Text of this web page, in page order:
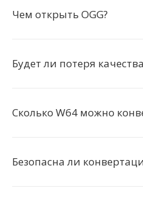
Чем открыть OGG?
Будет ли потеря
Сколько W64 можно
Безопасна ли